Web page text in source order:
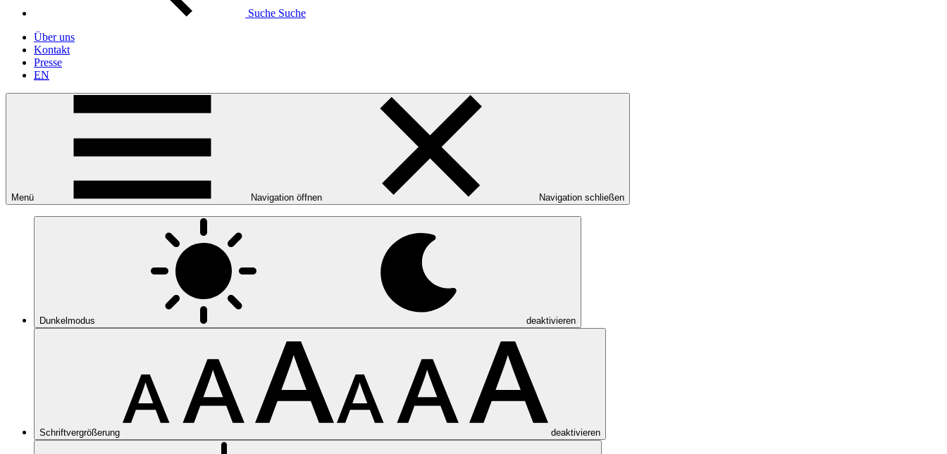
Suche Suche
Über uns
Kontakt
Presse
EN
Menü Navigation öffnen Navigation schließen
Dunkelmodus deaktivieren
Schriftvergrößerung deaktivieren